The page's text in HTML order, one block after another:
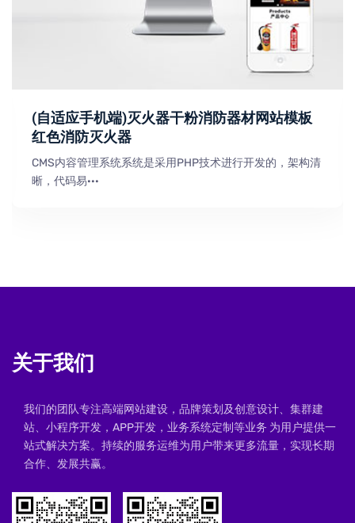
(自适应手机端)灭火器干粉消防器材网站模板
红色消防灭火器
CMS内容管理系统系统是采用PHP技术进行开发的，架构清
晰，代码易···
关于我们
我们的团队专注高端网站建设，品牌策划及创意设计、集群建
站、小程序开发，APP开发，业务系统定制等业务 为用户提供一
站式解决方案。持续的服务运维为用户带来更多流量，实现长期
合作、发展共赢。